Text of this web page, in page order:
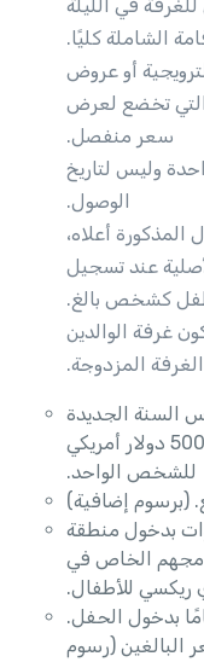
للغرفة في الليلة
الشاملة كليًا.
أو عروض
تخضع لعرض
سعر منفصل.
وليس لتاريخ
الوصول.
المذكورة أعلاه،
عند تسجيل
كشخص بالغ.
غرفة الوالدين
المزدوجة.
السنة الجديدة
في ليلة 31 ديسمبر 2025 مقابل 500 دولار أمريكي
للشخص الواحد.
(برسوم إضافية)
حتى سن 6.99 سنوات بدخول منطقة
الخاص في
ريكسي للأطفال.
من سن 7 إلى 11.99 عامًا بدخول الحفل.
50% من سعر البالغين (رسوم